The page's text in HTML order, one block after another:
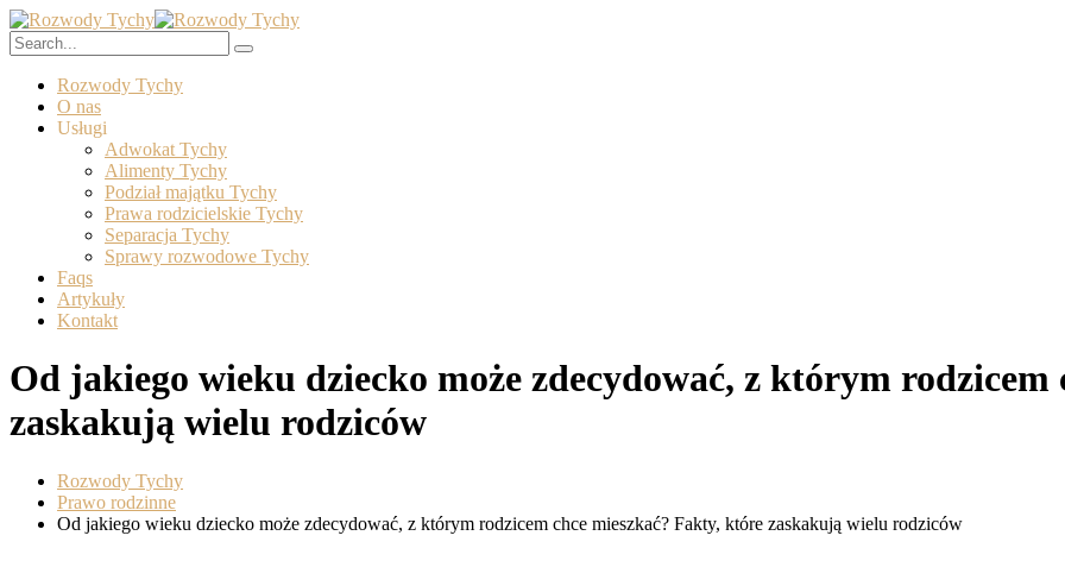
Rozwody Tychy
O nas
Usługi
Adwokat Tychy
Alimenty Tychy
Podział majątku Tychy
Prawa rodzicielskie Tychy
Separacja Tychy
Sprawy rozwodowe Tychy
Faqs
Artykuły
Kontakt
Od jakiego wieku dziecko może zdecydować, z którym rodzicem
zaskakują wielu rodziców
Rozwody Tychy
Prawo rodzinne
Od jakiego wieku dziecko może zdecydować, z którym rodzicem chce mieszkać? Fakty, które zaskakują wielu rodziców